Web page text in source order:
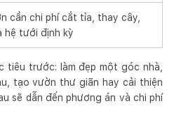
cần chi phí cắt tỉa, thay cây,
hệ tưới định kỳ
tiêu trước: làm đẹp một góc nhà,
tạo vườn thư giãn hay cải thiện
sẽ dẫn đến phương án và chi phí